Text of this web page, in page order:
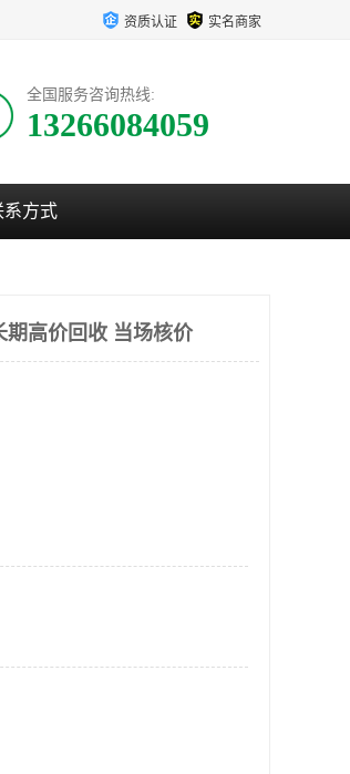
资质认证 实名商家
全国服务咨询热线:
13266084059
系方式
期高价回收 当场核价